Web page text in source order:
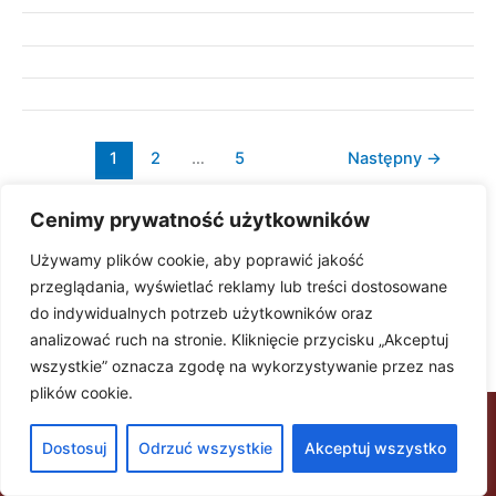
Cenimy prywatność użytkowników
Używamy plików cookie, aby poprawić jakość
przeglądania, wyświetlać reklamy lub treści dostosowane
do indywidualnych potrzeb użytkowników oraz
analizować ruch na stronie. Kliknięcie przycisku „Akceptuj
wszystkie” oznacza zgodę na wykorzystywanie przez nas
plików cookie.
Dostosuj Odrzuć wszystkie Akceptuj wszystko
1 2 … 5 Następny →
Copyright © 2026 Kancelaria Zamówień Publicznych - Adwokat Sieradzka | Powered by
Motyw Astra WordPress